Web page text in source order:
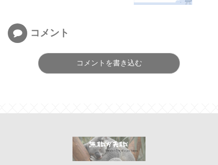
コメント
コメントを書き込む